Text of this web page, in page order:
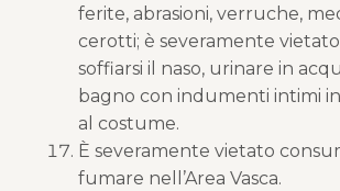
ferite, abrasioni, verruche,
cerotti; è severamente
soffiarsi il naso, urinare in
bagno con indumenti intimi
al costume.
È severamente vietato
fumare nell’Area Vasca.